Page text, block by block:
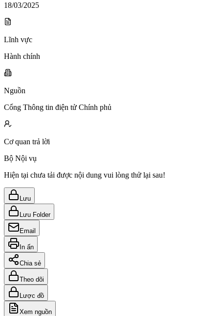
18/03/2025
Lĩnh vực
Hành chính
Nguồn
Cổng Thông tin điện tử Chính phủ
Cơ quan trả lời
Bộ Nội vụ
Hiện tại chưa tải được nội dung vui lòng thử lại sau!
Lưu
Lưu Folder
Email
In ấn
Chia sẻ
Theo dõi
Lược đồ
Xem nguồn